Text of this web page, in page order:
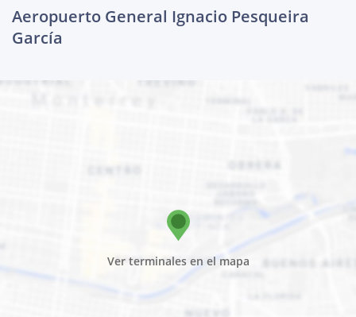
Aeropuerto General Ignacio Pesqueira
García
Ver terminales en el mapa